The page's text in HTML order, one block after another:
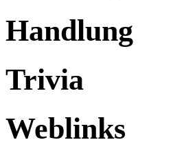
Handlung
Trivia
Weblinks